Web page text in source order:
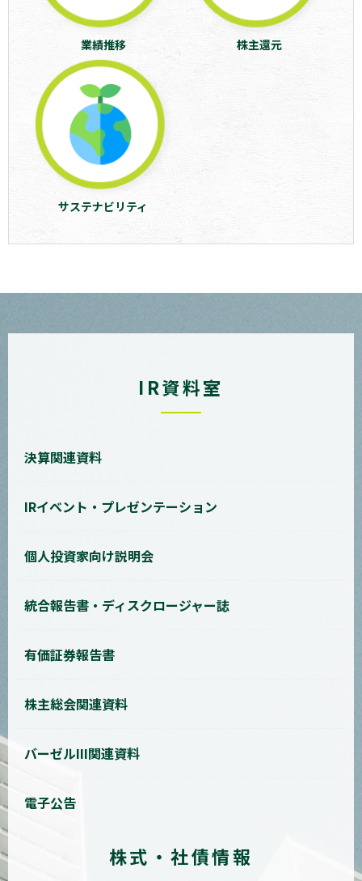
業績推移 株主還元
サステナビリティ
IR資料室
決算関連資料
IRイベント・プレゼンテーション
個人投資家向け説明会
統合報告書・ディスクロージャー誌
有価証券報告書
株主総会関連資料
バーゼルIII関連資料
電子公告
株式・社債情報